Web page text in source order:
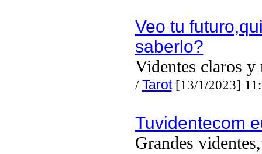
Veo tu
saberlo?
Videntes claros y
/Tarot[13/1/2023]
Tuvidentecom
Grandes